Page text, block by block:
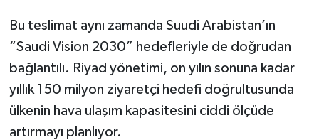
Bu teslimat aynı zamanda Suudi Arabistan’ın
“Saudi Vision 2030” hedefleriyle de doğrudan
bağlantılı. Riyad yönetimi, on yılın sonuna kadar
yıllık 150 milyon ziyaretçi hedefi doğrultusunda
ülkenin hava ulaşım kapasitesini ciddi ölçüde
artırmayı planlıyor.